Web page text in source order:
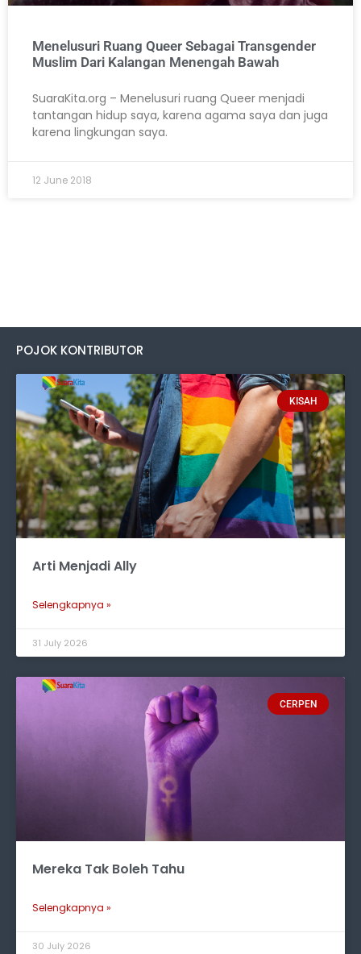
Menelusuri Ruang Queer Sebagai Transgender
Muslim Dari Kalangan Menengah Bawah
SuaraKita.org – Menelusuri ruang Queer menjadi
tantangan hidup saya, karena agama saya dan juga
karena lingkungan saya.
12 June 2018
POJOK KONTRIBUTOR
KISAH
Arti Menjadi Ally
Selengkapnya »
31 July 2026
CERPEN
Mereka Tak Boleh Tahu
Selengkapnya »
30 July 2026